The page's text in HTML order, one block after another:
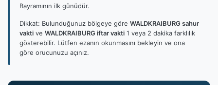
Bayramının ilk günüdür.
Dikkat: Bulunduğunuz bölgeye göre WALDKRAIBURG sahur
vakti ve WALDKRAIBURG iftar vakti 1 veya 2 dakika farklılık
gösterebilir. Lütfen ezanın okunmasını bekleyin ve ona
göre orucunuzu açınız.